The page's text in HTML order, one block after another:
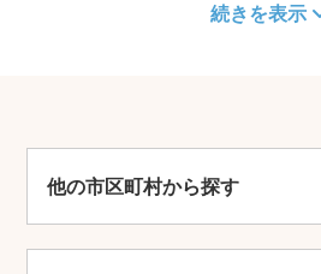
続きを表示
他の市区町村から探す